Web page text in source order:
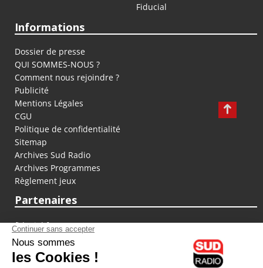
Fiducial
Informations
Dossier de presse
QUI SOMMES-NOUS ?
Comment nous rejoindre ?
Publicité
Mentions Légales
CGU
Politique de confidentialité
Sitemap
Archives Sud Radio
Archives Programmes
Règlement jeux
Partenaires
fiducial.fr
lyoncapitale.fr
olympique-et-lyonnais.com